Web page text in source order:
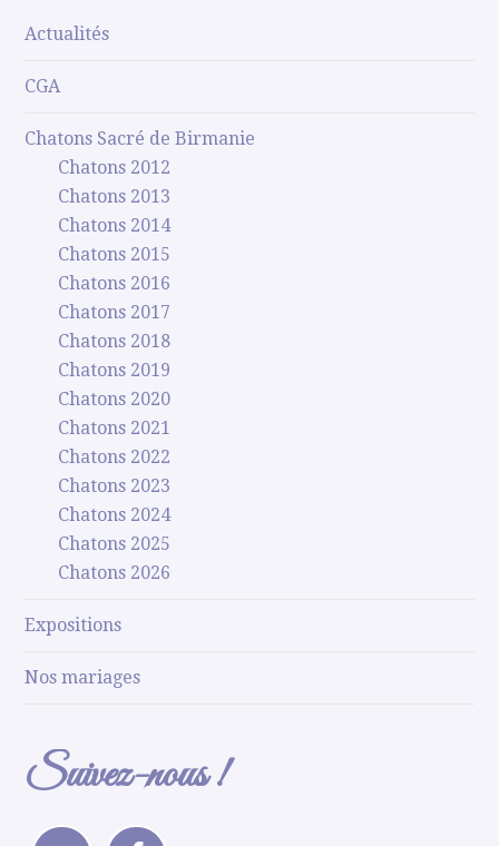
Actualités
CGA
Chatons Sacré de Birmanie
Chatons 2012
Chatons 2013
Chatons 2014
Chatons 2015
Chatons 2016
Chatons 2017
Chatons 2018
Chatons 2019
Chatons 2020
Chatons 2021
Chatons 2022
Chatons 2023
Chatons 2024
Chatons 2025
Chatons 2026
Expositions
Nos mariages
Suivez-nous !